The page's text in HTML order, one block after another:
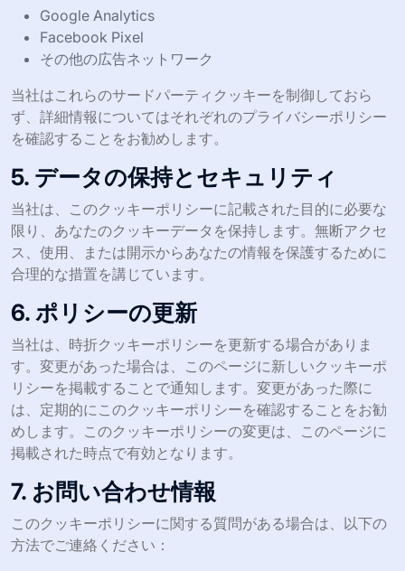
Google Analytics
Facebook Pixel
その他の広告ネットワーク
当社はこれらのサードパーティクッキーを制御しておら
ず、詳細情報についてはそれぞれのプライバシーポリシー
を確認することをお勧めします。
5. データの保持とセキュリティ
当社は、このクッキーポリシーに記載された目的に必要な
限り、あなたのクッキーデータを保持します。無断アクセ
ス、使用、または開示からあなたの情報を保護するために
合理的な措置を講じています。
6. ポリシーの更新
当社は、時折クッキーポリシーを更新する場合がありま
す。変更があった場合は、このページに新しいクッキーポ
リシーを掲載することで通知します。変更があった際に
は、定期的にこのクッキーポリシーを確認することをお勧
めします。このクッキーポリシーの変更は、このページに
掲載された時点で有効となります。
7. お問い合わせ情報
このクッキーポリシーに関する質問がある場合は、以下の
方法でご連絡ください：